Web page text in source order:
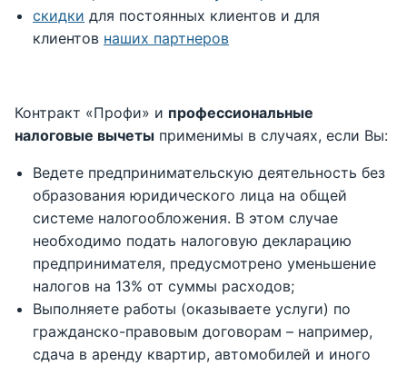
скидки для постоянных клиентов и для
клиентов наших партнеров
Контракт «Профи» и профессиональные
налоговые вычеты применимы в случаях, если Вы:
Ведете предпринимательскую деятельность без
образования юридического лица на общей
системе налогообложения. В этом случае
необходимо подать налоговую декларацию
предпринимателя, предусмотрено уменьшение
налогов на 13% от суммы расходов;
Выполняете работы (оказываете услуги) по
гражданско-правовым договорам – например,
сдача в аренду квартир, автомобилей и иного